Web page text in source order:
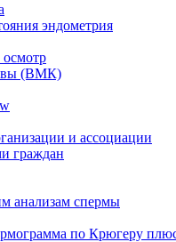
эндометрия
(ВМК)
и ассоциации
граждан
анализам спермы
по Крюгеру